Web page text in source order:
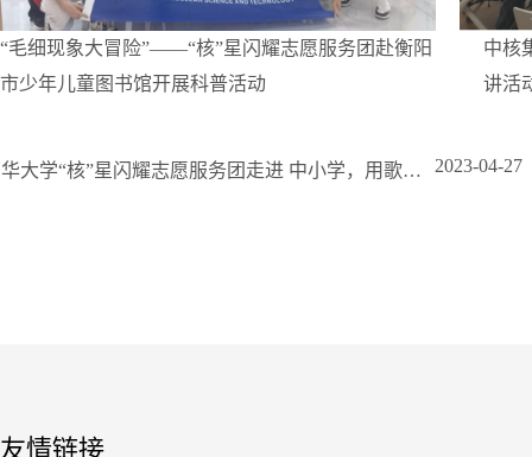
“毛细现象大冒险”——“核”星闪耀志愿服务团赴衡阳
市少年儿童图书馆开展科普活动
中核
讲活
南华大学“核”星闪耀志愿服务团走进 中小学，用歌声和才艺传播核科普知识 2023-04-27
友情链接